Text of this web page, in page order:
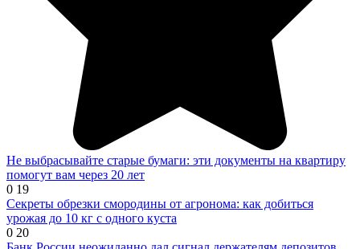
Не выбрасывайте старые бумаги: эти документы на квартиру
помогут вам через 20 лет
0 19
Секреты обрезки смородины от агронома: как добиться
урожая до 10 кг с одного куста
0 20